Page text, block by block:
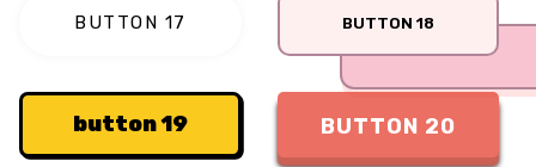
Invert
Sepia
BUTTON 17 BUTTON 18
button 19 BUTTON 20